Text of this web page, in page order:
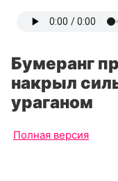
Бумеранг
накрыл
ураганом
Полная версия